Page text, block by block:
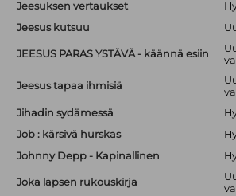
Jeesuksen vertaukset
Jeesus kutsuu
JEESUS PARAS YSTÄVÄ - käännä esiin
Jeesus tapaa ihmisiä
Jihadin sydämessä
Job : kärsivä hurskas
Johnny Depp - Kapinallinen
Joka lapsen rukouskirja